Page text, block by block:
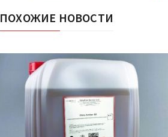
ПОХОЖИЕ НОВОСТИ